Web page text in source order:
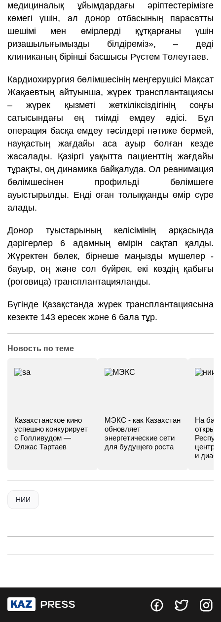
медициналық ұйымдардағы әріптестерімізге
көмегі үшін, ал донор отбасының парасатты
шешімі мен өмірлерді құтқарғаны үшін
ризашылығымызды білдіреміз», – деді
клиниканың бірінші басшысы Рүстем Төлеутаев.
Кардиохирургия бөлімшесінің меңгерушісі Мақсат
Жақаевтың айтуынша, жүрек трансплантациясы
– жүрек қызметі жеткіліксіздігінің соңғы
сатысындағы ең тиімді емдеу әдісі. Бұл
операция басқа емдеу тәсілдері нәтиже бермей,
науқастың жағдайы аса ауыр болған кезде
жасалады. Қазіргі уақытта пациенттің жағдайы
тұрақты, оң динамика байқалуда. Ол реанимация
бөлімшесінен профильді бөлімшеге
ауыстырылды. Енді оған толыққанды өмір сүре
алады.
Донор туыстарының келісімінің арқасында
дәрігерлер 6 адамның өмірін сақтап қалды.
Жүректен бөлек, бірнеше маңызды мүшелер -
бауыр, оң және сол бүйрек, екі көздің қабығы
(роговица) трансплантацияланды.
Бүгінде Қазақстанда жүрек трансплантациясына
кезекте 143 ересек және 6 бала тұр.
Новость по теме
Казахстанское кино
успешно конкурирует
с Голливудом —
Олжас Тартаев
МЭКС - как Казахстан
обновляет
энергетические сети
для будущего роста
На
центр
и
НИИ